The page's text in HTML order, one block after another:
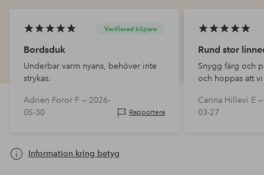
Verifierad köpare
Bordsduk
Underbar varm nyans, behöver inte
strykas.
Adrien Foror F — 2026-
05-30
Rapportera
Rund stor
Snygg färg och
och hoppas att
Carina Hillevi E
03-27
Information kring betyg